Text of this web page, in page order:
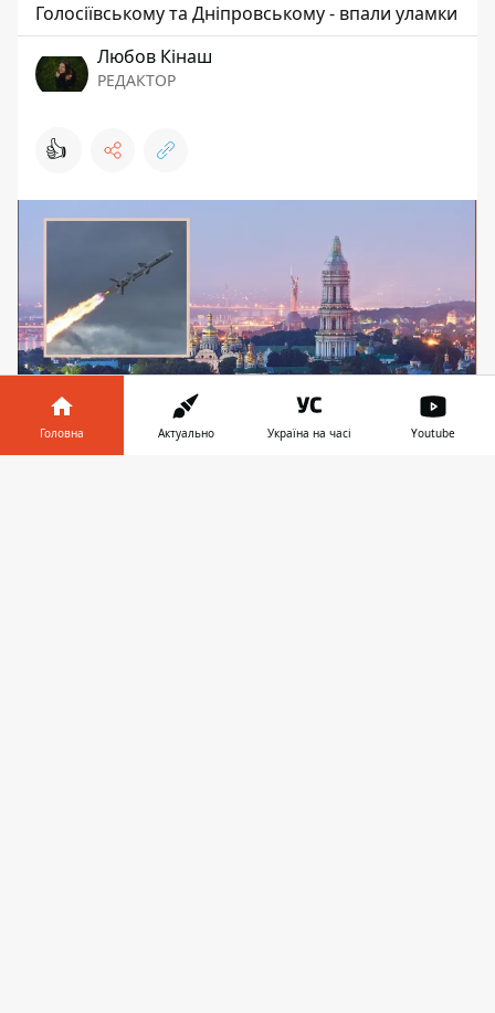
Голосіївському та Дніпровському - впали уламки
Любов Кінаш
РЕДАКТОР
👍
Головна Актуально Україна на часі Youtube